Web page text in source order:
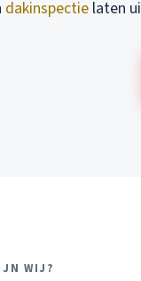
dakinspectie laten
WIJ?